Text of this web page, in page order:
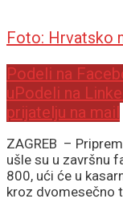
Foto: Hrvatsko
Podeli na
uPodeli na
prijatelju na mail
ZAGREB –
ušle su u završnu
800, ući će u
kroz dvomesečno